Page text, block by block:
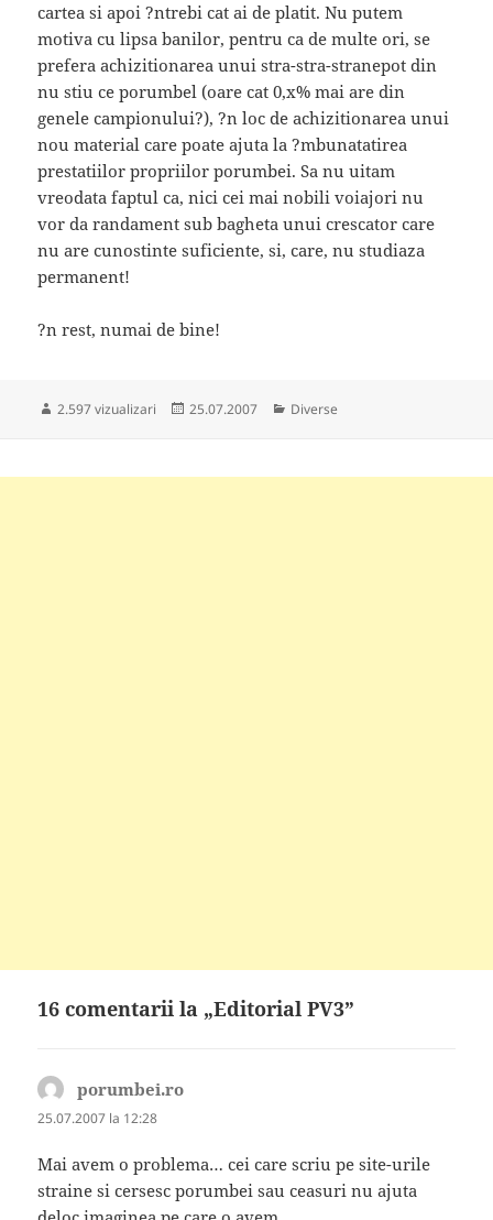
cartea si apoi ?ntrebi cat ai de platit. Nu putem
motiva cu lipsa banilor, pentru ca de multe ori, se
prefera achizitionarea unui stra-stra-stranepot din
nu stiu ce porumbel (oare cat 0,x% mai are din
genele campionului?), ?n loc de achizitionarea unui
nou material care poate ajuta la ?mbunatatirea
prestatiilor propriilor porumbei. Sa nu uitam
vreodata faptul ca, nici cei mai nobili voiajori nu
vor da randament sub bagheta unui crescator care
nu are cunostinte suficiente, si, care, nu studiaza
permanent!
?n rest, numai de bine!
2.597 vizualizari
Publicat
25.07.2007 Categorii
Diverse
16 comentarii la „Editorial PV3”
porumbei.ro
25.07.2007 la 12:28
Mai avem o problema… cei care scriu pe site-urile
straine si cersesc porumbei sau ceasuri nu ajuta